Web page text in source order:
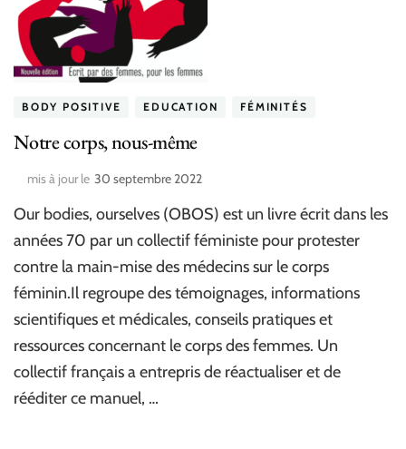
BODY POSITIVE EDUCATION FÉMINITÉS
Notre corps, nous-même
mis à jour le 30 septembre 2022
Our bodies, ourselves (OBOS) est un livre écrit dans les
années 70 par un collectif féministe pour protester
contre la main-mise des médecins sur le corps
féminin.Il regroupe des témoignages, informations
scientifiques et médicales, conseils pratiques et
ressources concernant le corps des femmes. Un
collectif français a entrepris de réactualiser et de
rééditer ce manuel, …